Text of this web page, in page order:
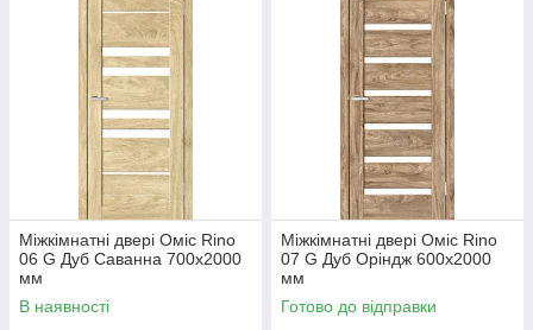
Міжкімнатні двері Оміс Rino
06 G Дуб Саванна 700х2000
мм
В наявності
Міжкімнатні двері Оміс Rino
07 G Дуб Оріндж 600х2000
мм
Готово до відправки